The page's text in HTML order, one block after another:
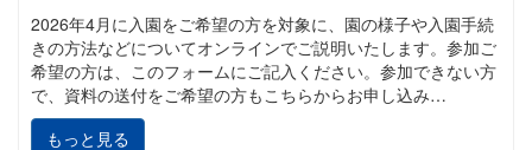
2026年4月に入園をご希望の方を対象に、園の様子や入園手続
きの方法などについてオンラインでご説明いたします。参加ご
希望の方は、このフォームにご記入ください。参加できない方
で、資料の送付をご希望の方もこちらからお申し込み…
もっと見る